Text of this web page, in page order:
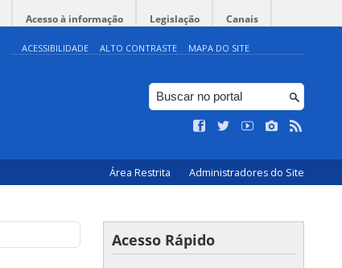
Acesso à informação Legislação Canais
ACESSIBILIDADE ALTO CONTRASTE MAPA DO SITE
Área Restrita Administradores do Site
Acesso Rápido